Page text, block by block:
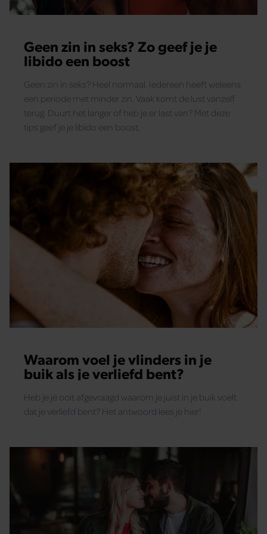
gaat akkoord met onze cookies als u onze website blijft
Geen zin in seks? Zo geef je je
libido een boost
Geen zin in seks? Heel normaal. Iedereen heeft weleens
een periode met minder zin. Vaak komt de lust vanzelf
terug. Duurt het langer of heb je er last van? Met deze
tips geef je je libido een boost.
Waarom voel je vlinders in je
buik als je verliefd bent?
Heb je je ooit afgevraagd waarom je juist in je buik voelt
dat je verliefd bent? Het antwoord lees je hier!